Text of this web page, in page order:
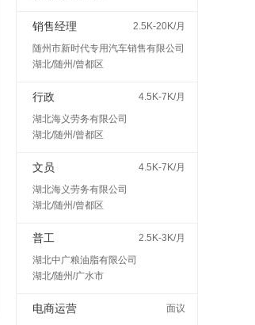
销售经理
2.5K-20K/月
随州市新时代专用汽车销售有限公司
湖北/随州/曾都区
行政
4.5K-7K/月
湖北海义劳务有限公司
湖北/随州/曾都区
文员
4.5K-7K/月
湖北海义劳务有限公司
湖北/随州/曾都区
普工
2.5K-3K/月
湖北中广粮油脂有限公司
湖北/随州/广水市
电商运营 面议